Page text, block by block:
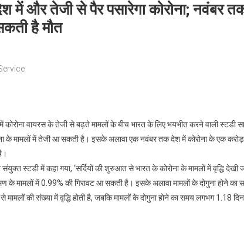
देश में और तेजी से पैर पसारेगा कोरोना; नवंबर
है मौत
कोरोना वायरस के तेजी से बढ़ते मामलों के बीच भारत के लिए भयभीत करने वाली स्टडी
के मामलों में तेजी आ सकती है। इसके अलावा एक नवंबर तक देश में कोरोना के एक
स्टडी में कहा गया, ‘सर्दियों की शुरुआत से भारत के कोरोना के मामलों में वृद्धि देखी
के मामलों में 0.99% की गिरावट आ सकती है। इसके अलावा मामलों के दोगुना होने
से मामलों की संख्या में वृद्धि होती है, जबकि मामलों के दोगुना होने का समय लगभग 1.18